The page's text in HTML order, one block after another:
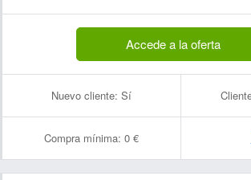
Accede a la oferta
Nuevo cliente: Sí
Compra mínima: 0 €